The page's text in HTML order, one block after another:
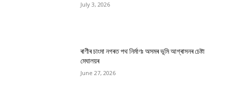
July 3, 2026
ৰাণীৰ চাংমা নগৰত পথ নিৰ্মাণঃ অসমৰ ভূমি আগ্ৰাসনৰ চেষ্টা
মেঘালয়ৰ
June 27, 2026